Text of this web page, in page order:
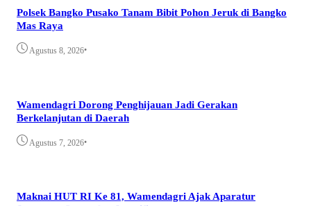
Polsek Bangko Pusako Tanam Bibit Pohon Jeruk di Bangko
Mas Raya
Agustus 8, 2026•
Wamendagri Dorong Penghijauan Jadi Gerakan
Berkelanjutan di Daerah
Agustus 7, 2026•
Maknai HUT RI Ke 81, Wamendagri Ajak Aparatur